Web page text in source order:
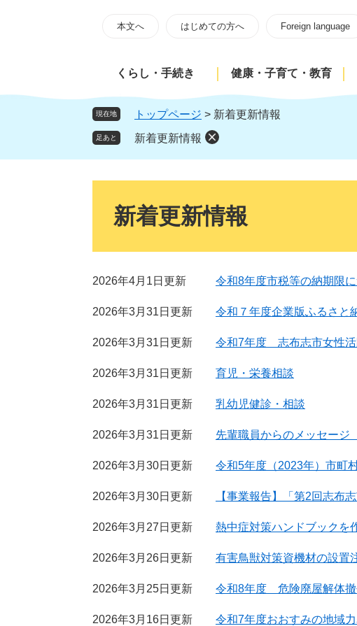
頭
飛
本
本文へ はじめての方へ Foreign language
くらし・手続き 健康・子育て・教育
現在地 トップページ > 新着更新情報
足あと 新着更新情報
新着更新情報
2026年4月1日更新 令和8年度市税等の納期限
2026年3月31日更新 令和７年度企業版ふるさと
2026年3月31日更新 令和7年度 志布志市女性活
2026年3月31日更新 育児・栄養相談
2026年3月31日更新 乳幼児健診・相談
2026年3月31日更新 先輩職員からのメッセージ
2026年3月30日更新 令和5年度（2023年）市町
2026年3月30日更新 【事業報告】「第2回志布
2026年3月27日更新 熱中症対策ハンドブックを
2026年3月26日更新 有害鳥獣対策資機材の設置
2026年3月25日更新 令和8年度 危険廃屋解体撤
2026年3月16日更新 令和7年度おおすみの地域力